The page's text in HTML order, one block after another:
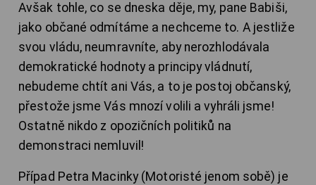
Avšak tohle, co se dneska děje, my, pane Babiši,
jako občané odmítáme a nechceme to. A jestliže
svou vládu, neumravníte, aby nerozhlodávala
demokratické hodnoty a principy vládnutí,
nebudeme chtít ani Vás, a to je postoj občanský,
přestože jsme Vás mnozí volili a vyhráli jsme!
Ostatně nikdo z opozičních politiků na
demonstraci nemluvil!
Případ Petra Macinky (Motoristé jenom sobě) je